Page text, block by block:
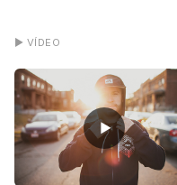
▶ VÍDEO
▶